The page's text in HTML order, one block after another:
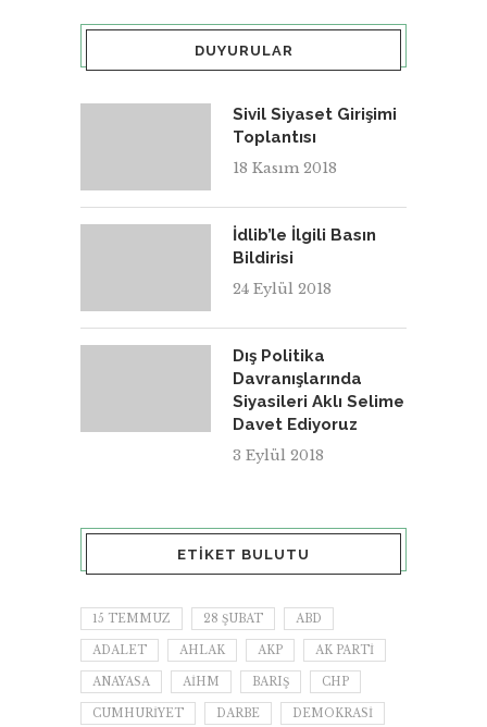
DUYURULAR
Sivil Siyaset Girişimi
Toplantısı
18 Kasım 2018
İdlib’le İlgili Basın
Bildirisi
24 Eylül 2018
Dış Politika
Davranışlarında
Siyasileri Aklı Selime
Davet Ediyoruz
3 Eylül 2018
ETIKET BULUTU
15 TEMMUZ 28 ŞUBAT ABD
ADALET AHLAK AKP AK PARTI
ANAYASA AİHM BARIŞ CHP
CUMHURIYET DARBE DEMOKRASI